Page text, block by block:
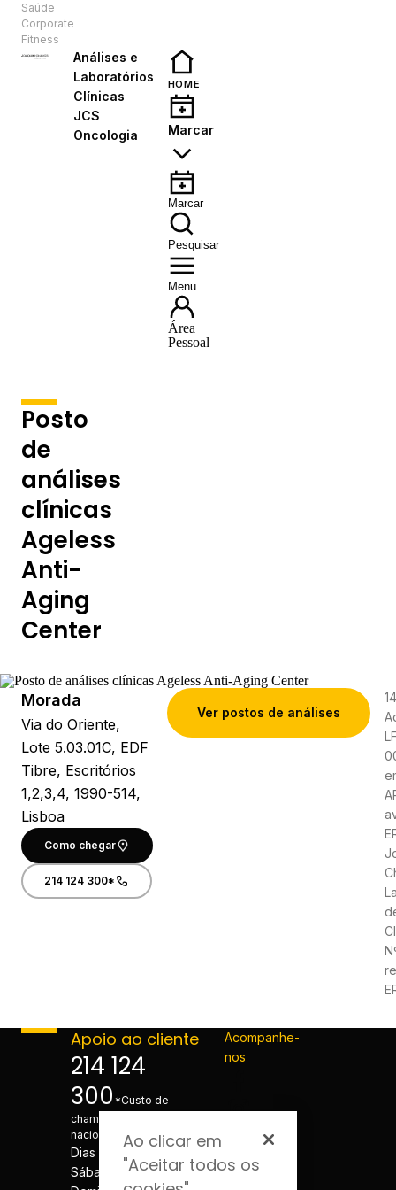
Saúde
Corporate
Fitness
Análises e
Laboratórios
Clínicas
JCS
Oncologia
HOME
Marcar
Marcar
Pesquisar
Menu
Área
Pessoal
Posto
de
análises
clínicas
Ageless
Anti-
Aging
Center
Morada
Via do Oriente,
Lote 5.03.01C, EDF
Tibre, Escritórios
1,2,3,4, 1990-514,
Lisboa
Como chegar
214 124 300*
Ver postos de análises
Apoio ao cliente
214 124
300 *Custo de
chamada para a rede fixa
nacional
Dias úteis - 08h às 20h
Sábados - 08h às 20h
Acompanhe-
nos
Ao clicar em
"Aceitar todos os